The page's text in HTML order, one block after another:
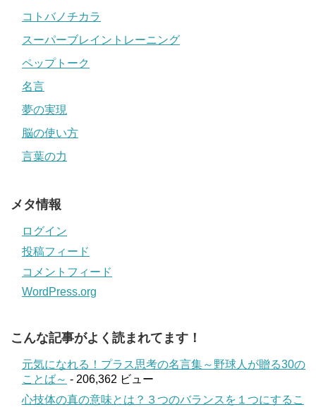
コトバノチカラ
スーパーブレイントレーニング
ペップトーク
名言
夢の実現
脳の使い方
言葉の力
メタ情報
ログイン
投稿フィード
コメントフィード
WordPress.org
こんな記事がよく読まれてます！
元気になれる！プラス思考の名言集～野球人が贈る30の
ことば～ - 206,362 ビュー
心技体の真の意味とは？３つのバランスを１つにするこ